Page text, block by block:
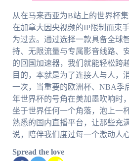
从在马来西亚为B站上的世界杯
在加拿大因央视频的IP限制而束
为过去。通过选择一款具备全球
持、无限流量与专属影音线路、
的回国加速器，我们就能轻松跨
目的，本就是为了连接人与人，
一次，当重要的欧洲杯、NBA季
年世界杯的号角在美加墨吹响时
坐于世界任何一个角落，泡上一
熟悉的国内直播平台，让那些充
说，陪伴我们度过每一个激动人
Spread the love